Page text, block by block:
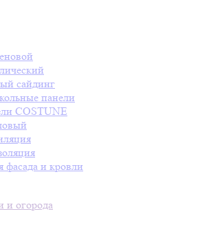
сайдинг
панели
COSTUNE
фасада и кровли
и огорода